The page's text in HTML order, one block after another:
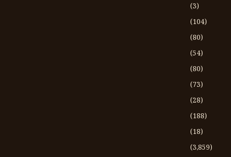
(3)
(104)
(80)
(54)
(80)
(73)
(28)
(188)
(18)
(3،859)